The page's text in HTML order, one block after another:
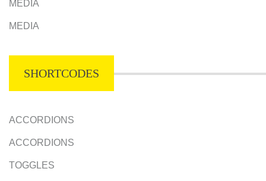
MEDIA
MEDIA
SHORTCODES
ACCORDIONS
ACCORDIONS
TOGGLES